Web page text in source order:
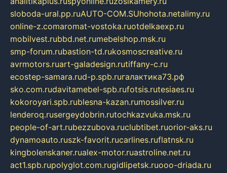
sloboda-ural.pp.ruAUTO-COM.SUhohota.netalimy.ru
online-z.comaromat-vostoka.ruotdelkaexp.ru
mobilvest.rubbd.net.rumebelshop.msk.ru
smp-forum.rubastion-td.rukosmoscreative.ru
avrmotors.ruart-galadesign.rutiffany-c.ru
ecostep-samara.rud-p.spb.ruгалактика73.рф
sko.com.rudavitamebel-spb.rufotsis.rutesiaes.ru
kokoroyari.spb.rublesna-kazan.rumossilver.ru
lenderoq.rusergeydobrin.rutochkazvuka.msk.ru
people-of-art.rubezzubova.ruclubtibet.ruorior-aks.ru
dynamoauto.ruszk-favorit.rucarlines.ruflatnsk.ru
kingbolenskaner.rualex-motor.ruastroline.net.ru
act1.spb.rupolyglot.com.rugidlipetsk.ruooo-driada.ru